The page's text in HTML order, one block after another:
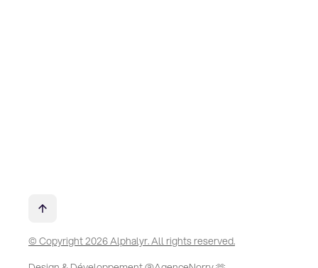
© Copyright 2026 Alphalyr. All rights reserved.